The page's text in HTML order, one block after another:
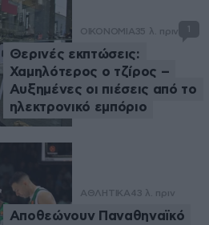
ΟΙΚΟΝΟΜΙΑ35 λ. πριν
Θερινές εκπτώσεις:
Χαμηλότερος ο τζίρος –
Αυξημένες οι πιέσεις από το
ηλεκτρονικό εμπόριο
ΑΘΛΗΤΙΚΑ43 λ. πριν
Αποθεώνουν Παναθηναϊκό